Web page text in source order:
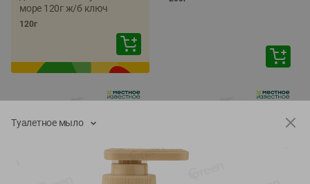
море 120г ж/б ключ
120г
Туалетное мыло